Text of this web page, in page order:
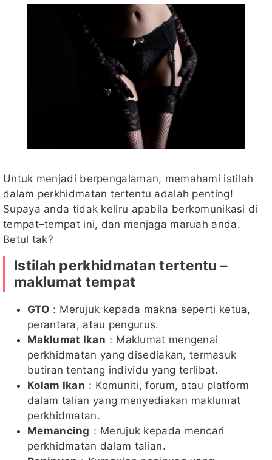
Untuk menjadi berpengalaman, memahami istilah
dalam perkhidmatan tertentu adalah penting!
Supaya anda tidak keliru apabila berkomunikasi di
tempat–tempat ini, dan menjaga maruah anda.
Betul tak?
Istilah perkhidmatan tertentu –
maklumat tempat
GTO：Merujuk kepada makna seperti ketua,
perantara, atau pengurus.
Maklumat Ikan ：Maklumat mengenai
perkhidmatan yang disediakan, termasuk
butiran tentang individu yang terlibat.
Kolam Ikan ：Komuniti, forum, atau platform
dalam talian yang menyediakan maklumat
perkhidmatan.
Memancing ：Merujuk kepada mencari
perkhidmatan dalam talian.